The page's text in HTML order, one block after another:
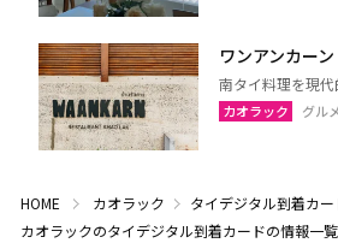
ワンアンカーン
南タイ料理を現
カオラック グル
HOME カオラック
タイデジタル到着カー
カオラックのタイデジタル到着カードの情報一覧